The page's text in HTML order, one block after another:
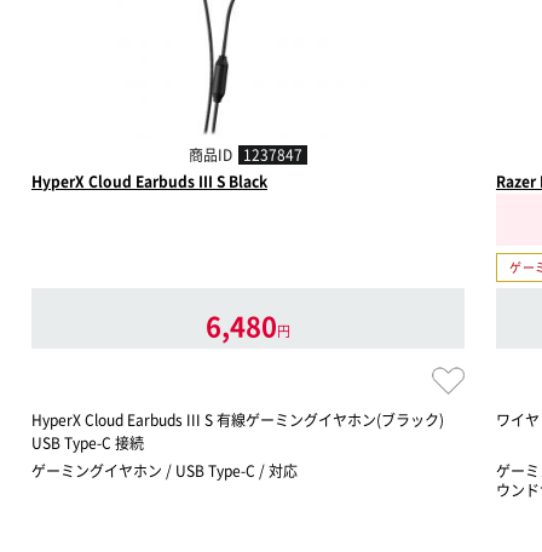
商品ID 1237847
HyperX Cloud Earbuds III S Black
6,480円
HyperX Cloud Earbuds III S 有線ゲーミングイヤホン(ブラック)
USB Type-C 接続
ゲーミングイヤホン / USB Type-C / 対応
ゲー
ワイ
ゲー
ウン